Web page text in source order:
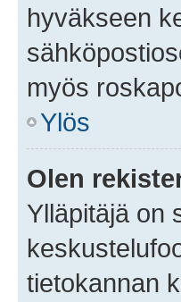
hyväkseen
myös
Ylös
Olen
Ylläpitäjä on
tietokannan